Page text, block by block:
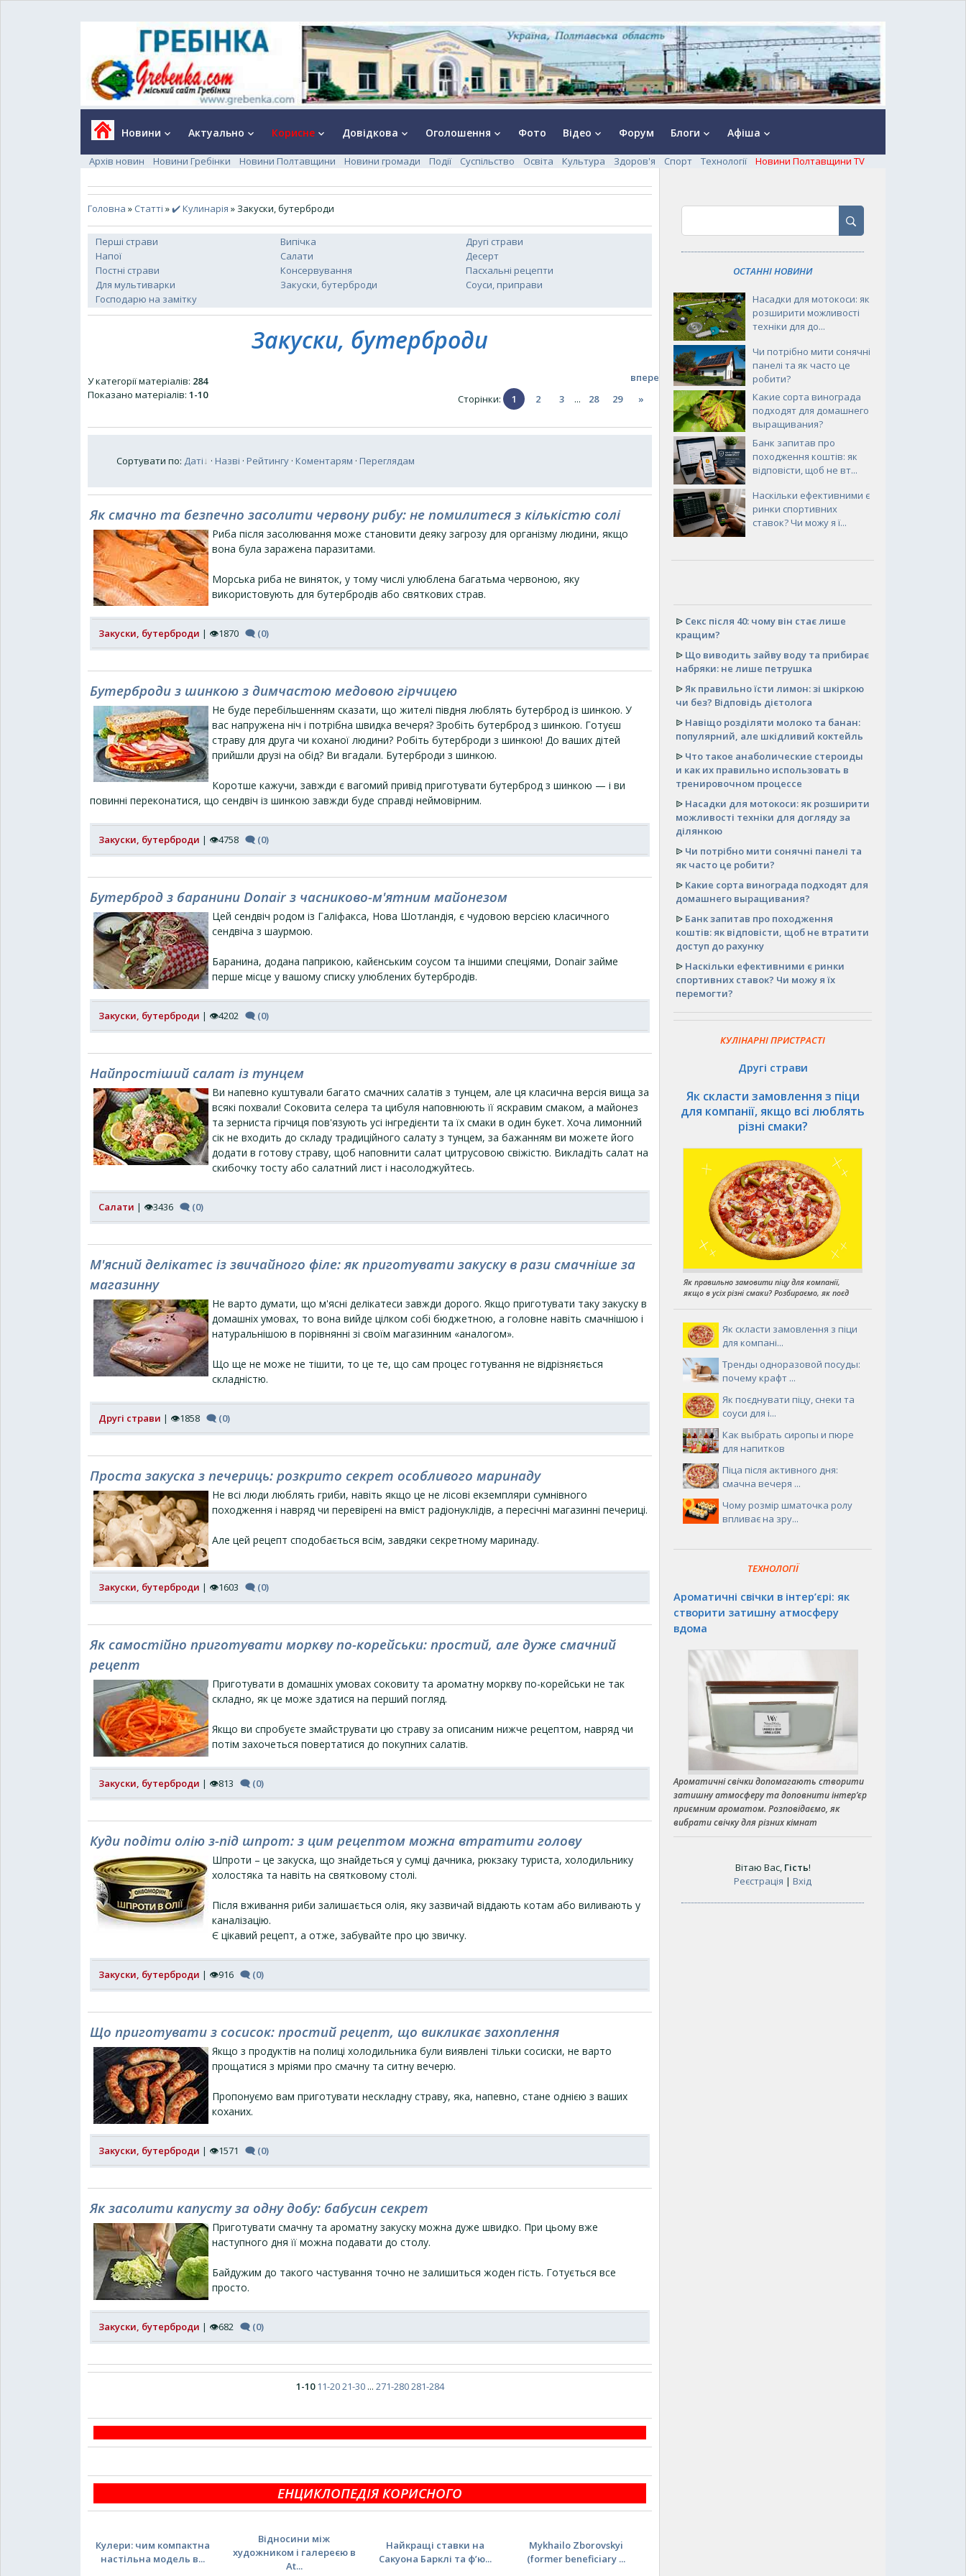
Новини keyboard_arrow_down Актуально keyboard_arrow_down Корисне keyboard_arrow_down Довідкова keyboard_arrow_down Оголошення keyboard_arrow_down Фото Відео keyboard_arrow_down Форум Блоги keyboard_arrow_down Афіша keyboard_arrow_down
Архів новин Новини Гребінки Новини Полтавщини Новини громади Події Суспільство Освіта Культура Здоров'я Спорт Технології Новини Полтавщини TV
Головна » Статті »✔️ Кулинарія » Закуски, бутерброди
Перші страви Випічка
Другі страви
Напої
Салати
Десерт
Постні страви
Консервування
Пасхальні рецепти
Для мультиварки
Закуски, бутерброди
Соуси, приправи
Господарю на замітку
Закуски, бутерброди
У категорії матеріалів: 284
Показано матеріалів: 1-10 Сторінки: 1 2 3 ... 28 29
вперед
»
Сортувати по: Даті · Назві · Рейтингу · Коментарям · Переглядам
Як смачно та безпечно засолити червону рибу: не помилитеся з кількістю солі
Риба після засолювання може становити деяку загрозу для організму людини, якщо
вона була заражена паразитами.
Морська риба не виняток, у тому числі улюблена багатьма червоною, яку
використовують для бутербродів або святкових страв.
Закуски, бутерброди | 👁1870 🗨 (0)
Бутерброди з шинкою з димчастою медовою гірчицею
Не буде перебільшенням сказати, що жителі півдня люблять бутерброд із шинкою. У
вас напружена ніч і потрібна швидка вечеря? Зробіть бутерброд з шинкою. Готуєш
страву для друга чи коханої людини? Робіть бутерброди з шинкою! До ваших дітей
прийшли друзі на обід? Ви вгадали. Бутерброди з шинкою.
Коротше кажучи, завжди є вагомий привід приготувати бутерброд з шинкою — і ви
повинні переконатися, що сендвіч із шинкою завжди буде справді неймовірним.
Закуски, бутерброди | 👁4758 🗨 (0)
Бутерброд з баранини Donair з часниково-м'ятним майонезом
Цей сендвіч родом із Галіфакса, Нова Шотландія, є чудовою версією класичного
сендвіча з шаурмою.
Баранина, додана паприкою, кайєнським соусом та іншими спеціями, Donair займе
перше місце у вашому списку улюблених бутербродів.
Закуски, бутерброди | 👁4202 🗨 (0)
Найпростіший салат із тунцем
Ви напевно куштували багато смачних салатів з тунцем, але ця класична версія вища за
всякі похвали! Соковита селера та цибуля наповнюють її яскравим смаком, а майонез
та зерниста гірчиця пов'язують усі інгредієнти та їх смаки в один букет. Хоча лимонний
сік не входить до складу традиційного салату з тунцем, за бажанням ви можете його
додати в готову страву, щоб наповнити салат цитрусовою свіжістю. Викладіть салат на
скибочку тосту або салатний лист і насолоджуйтесь.
Салати | 👁3436 🗨 (0)
М'ясний делікатес із звичайного філе: як приготувати закуску в рази смачніше за
магазинну
Не варто думати, що м'ясні делікатеси завжди дорого. Якщо приготувати таку закуску в
домашніх умовах, то вона вийде цілком собі бюджетною, а головне навіть смачнішою і
натуральнішою в порівнянні зі своїм магазинним «аналогом».
Що ще не може не тішити, то це те, що сам процес готування не відрізняється
складністю.
Другі страви | 👁1858 🗨 (0)
Проста закуска з печериць: розкрито секрет особливого маринаду
Не всі люди люблять гриби, навіть якщо це не лісові екземпляри сумнівного
походження і навряд чи перевірені на вміст радіонуклідів, а пересічні магазинні печериці.
Але цей рецепт сподобається всім, завдяки секретному маринаду.
Закуски, бутерброди | 👁1603 🗨 (0)
Як самостійно приготувати моркву по-корейськи: простий, але дуже смачний
рецепт
Приготувати в домашніх умовах соковиту та ароматну моркву по-корейськи не так
складно, як це може здатися на перший погляд.
Якщо ви спробуєте змайструвати цю страву за описаним нижче рецептом, навряд чи
потім захочеться повертатися до покупних салатів.
Закуски, бутерброди | 👁813 🗨 (0)
Куди подіти олію з-під шпрот: з цим рецептом можна втратити голову
Шпроти – це закуска, що знайдеться у сумці дачника, рюкзаку туриста, холодильнику
холостяка та навіть на святковому столі.
Після вживання риби залишається олія, яку зазвичай віддають котам або виливають у
каналізацію.
Є цікавий рецепт, а отже, забувайте про цю звичку.
Закуски, бутерброди | 👁916 🗨 (0)
Що приготувати з сосисок: простий рецепт, що викликає захоплення
Якщо з продуктів на полиці холодильника були виявлені тільки сосиски, не варто
прощатися з мріями про смачну та ситну вечерю.
Пропонуємо вам приготувати нескладну страву, яка, напевно, стане однією з ваших
коханих.
Закуски, бутерброди | 👁1571 🗨 (0)
Як засолити капусту за одну добу: бабусин секрет
Приготувати смачну та ароматну закуску можна дуже швидко. При цьому вже
наступного дня її можна подавати до столу.
Байдужим до такого частування точно не залишиться жоден гість. Готується все
просто.
Закуски, бутерброди | 👁682 🗨 (0)
1-10 11-2021-30 ... 271-280281-284
ЕНЦИКЛОПЕДІЯ КОРИСНОГО
Кулери: чим компактна
настільна модель в...
Відносини між
художником і галереєю в
At...
Найкращі ставки на
Сакуона Барклі та ф’ю...
Mykhailo Zborovskyi
(former beneficiary ...
ОСТАННІ НОВИНИ
Насадки для мотокоси: як
розширити можливості
техніки для до...
Чи потрібно мити сонячні
панелі та як часто це
робити?
Какие сорта винограда
подходят для домашнего
выращивания?
Банк запитав про
походження коштів: як
відповісти, щоб не вт...
Наскільки ефективними є
ринки спортивних
ставок? Чи можу я ї...
ᐉ Секс після 40: чому він стає лише
кращим?
ᐉ Що виводить зайву воду та прибирає
набряки: не лише петрушка
ᐉЯк правильно їсти лимон: зі шкіркою
чи без? Відповідь дієтолога
ᐉ Навіщо розділяти молоко та банан:
популярний, але шкідливий коктейль
ᐉ Что такое анаболические стероиды
и как их правильно использовать в
тренировочном процессе
ᐉ Насадки для мотокоси: як розширити
можливості техніки для догляду за
ділянкою
ᐉ Чи потрібно мити сонячні панелі та
як часто це робити?
ᐉ Какие сорта винограда подходят для
домашнего выращивания?
ᐉ Банк запитав про походження
коштів: як відповісти, щоб не втратити
доступ до рахунку
ᐉ Наскільки ефективними є ринки
спортивних ставок? Чи можу я їх
перемогти?
КУЛІНАРНІ ПРИСТРАСТІ
Другі страви
Як скласти замовлення з піци
для компанії, якщо всі люблять
різні смаки?
Як правильно замовити піцу для компанії,
якщо в усіх різні смаки? Розбираємо, як поєд
Як скласти замовлення з піци
для компані...
Тренды одноразовой посуды:
почему крафт ...
Як поєднувати піцу, снеки та
соуси для і...
Как выбрать сиропы и пюре
для напитков
Піца після активного дня:
смачна вечеря ...
Чому розмір шматочка ролу
впливає на зру...
ТЕХНОЛОГІЇ
Ароматичні свічки в інтер’єрі: як
створити затишну атмосферу
вдома
Ароматичні свічки допомагають створити
затишну атмосферу та доповнити інтер’єр
приємним ароматом. Розповідаємо, як
вибрати свічку для різних кімнат
Вітаю Вас, Гість!
Реєстрація | Вхід